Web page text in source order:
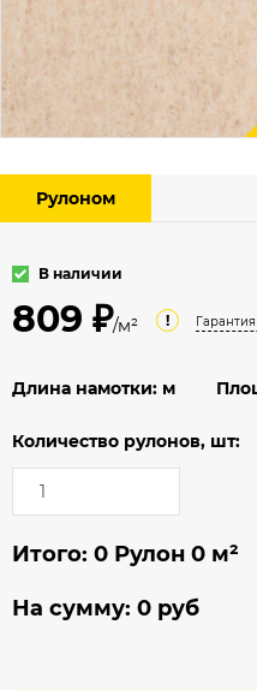
Рулоном
В наличии
809 ₽/м² !
Длина намотки: м
Количество рулонов, шт:
Итого: 0 Рулон 0 м²
На сумму: 0 руб